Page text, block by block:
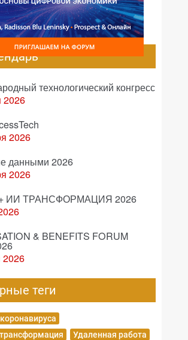
технологический конгресс
2026
2026
данными 2026
2026
+ ИИ ТРАНСФОРМАЦИЯ 2026
& BENEFITS FORUM
2026
теги
Удаленная работа